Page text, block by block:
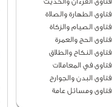
فتاوى الطهارة والصلاة
فتاوى الصيام والزكاة
فتاوى الحج والعمرة
فتاوى النكاح والطلاق
فتاوى في المعاملات
فتاوى البدن والجوارح
فتاوى ومسائل عامة